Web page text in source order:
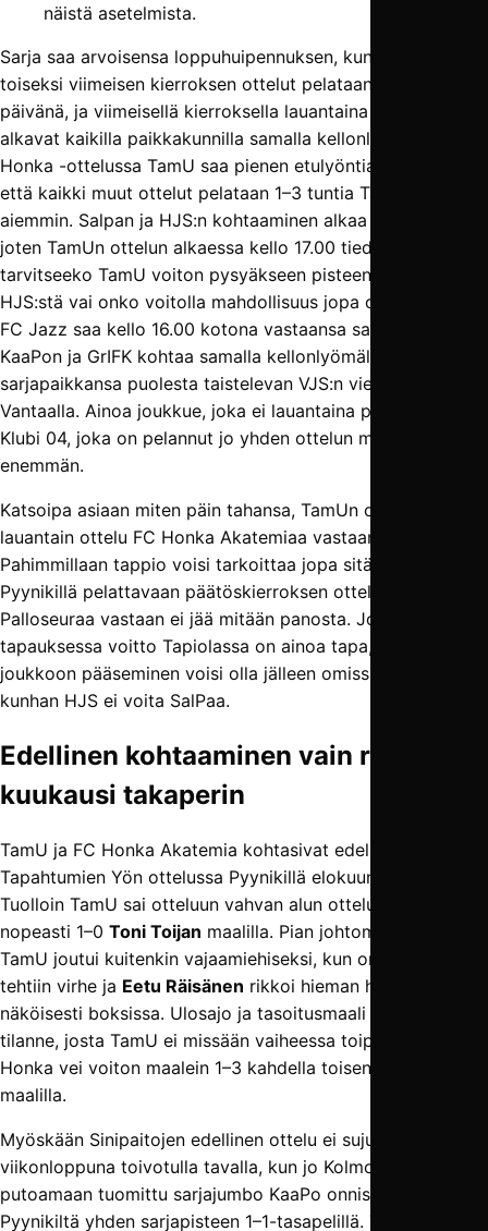
näistä asetelmista.
Sarja saa arvoisensa loppu­huipennuksen, kun kaikki
toiseksi viimeisen kierroksen ottelut pelataan samana
päivänä, ja viimeisellä kierroksella lauantaina 1.10. ottelut
alkavat kaikilla paikka­­kunnilla samalla kellon­lyömällä. FC
Honka -ottelussa TamU saa pienen etulyöntiaseman siitä,
että kaikki muut ottelut pelataan 1–3 tuntia TamUn ottelua
aiemmin. Salpan ja HJS:n kohtaaminen alkaa jo kello 14.00,
joten TamUn ottelun alkaessa kello 17.00 tiedossa on jo,
tarvitseeko TamU voiton pysyäkseen pisteen päässä
HJS:stä vai onko voitolla mahdollisuus jopa ohittaa HJS.
FC Jazz saa kello 16.00 kotona vastaansa sarjajumbo
KaaPon ja GrIFK kohtaa samalla kellonlyömällä
sarjapaikkansa puolesta taistelevan VJS:n vieraissa
Vantaalla. Ainoa joukkue, joka ei lauantaina pelaa on HJK
Klubi 04, joka on pelannut jo yhden ottelun muita
enemmän.
Katsoipa asiaan miten päin tahansa, TamUn on voitettava
lauantain ottelu FC Honka Akatemiaa vastaan.
Pahimmillaan tappio voisi tarkoittaa jopa sitä, että kotona
Pyynikillä pelattavaan päätöskierroksen otteluun Espoon
Palloseuraa vastaan ei jää mitään panosta. Joka
tapauksessa voitto Tapiolassa on ainoa tapa, jolla neljän
joukkoon pääseminen voisi olla jälleen omissa käsissä,
kunhan HJS ei voita SalPaa.
Edellinen kohtaaminen vain reilu
kuukausi takaperin
TamU ja FC Honka Akatemia kohtasivat edellisen kerran
Tapahtumien Yön ottelussa Pyynikillä elokuun alussa.
Tuolloin TamU sai otteluun vahvan alun otteluun ja johti
nopeasti 1–0 Toni Toijan maalilla. Pian johtomaalin jälkeen
TamU joutui kuitenkin vajaamiehiseksi, kun omassa päässä
tehtiin virhe ja Eetu Räisänen rikkoi hieman huolimattoman
näköisesti boksissa. Ulosajo ja tasoitusmaali pilkulta oli
tilanne, josta TamU ei missään vaiheessa toipunut, ja
Honka vei voiton maalein 1–3 kahdella toisen jakson
maalilla.
Myöskään Sinipaitojen edellinen ottelu ei sujunut viime
viikonloppuna toivotulla tavalla, kun jo Kolmoseen
putoamaan tuomittu sarjajumbo KaaPo onnistui viemään
Pyynikiltä yhden sarjapisteen 1–1-tasapelillä. Tätä ennen